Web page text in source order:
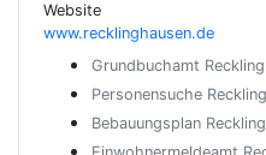
Website
www.recklinghausen.de
Grundbuchamt
Personensuche
Bebauungsplan